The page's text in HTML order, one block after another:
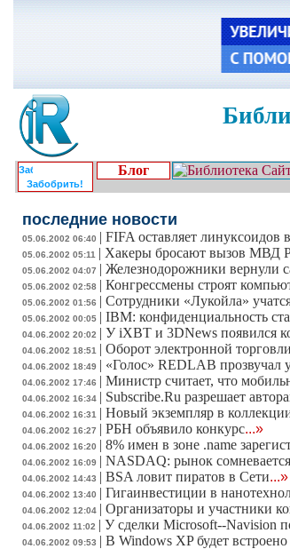
Забобрить!
Блог
последние новости
05.06.2002 06:40 | FIFA оставляет линуксоидов
05.06.2002 05:11 | Хакеры бросают вызов МВД
05.06.2002 04:07 | Железнодорожники вернули
05.06.2002 02:58 | Конгрессмены строят
05.06.2002 01:56 | Сотрудники «Лукойла»
05.06.2002 00:05 | IBM: конфиденциальность
04.06.2002 20:02 | У iXBT и 3DNews появился
04.06.2002 18:51 | Оборот электронной
04.06.2002 18:49 | «Голос» REDLAB прозвучал
04.06.2002 17:46 | Министр считает, что
04.06.2002 16:34 | Subscribe.Ru разрешает
04.06.2002 16:31 | Новый экземпляр в
04.06.2002 16:27 | РБН объявило конкурс...»
04.06.2002 16:20 | 8% имен в зоне .name
04.06.2002 16:09 | NASDAQ: рынок
04.06.2002 14:43 | BSA ловит пиратов в Сети...»
04.06.2002 13:40 | Гигаинвестиции в
04.06.2002 12:04 | Организаторы и участники
04.06.2002 11:02 | У сделки Microsoft--Navision
04.06.2002 09:53 | В Windows XP будет